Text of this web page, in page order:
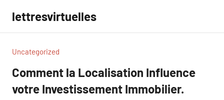
contenu
lettresvirtuelles
Uncategorized
Comment la Localisation Influence
votre Investissement Immobilier.